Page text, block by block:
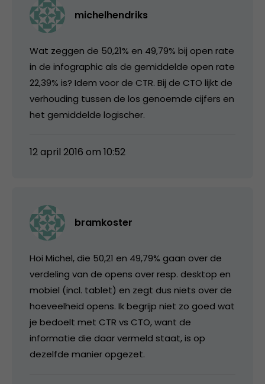
michelhendriks
Wat zeggen de 50,21% en 49,79% bij open rate
in de infographic als de gemiddelde open rate
22,39% is? Idem voor de CTR. Bij de CTO lijkt de
verhouding tussen de los genoemde cijfers en
het gemiddelde logischer.
12 april 2016 om 10:52
bramkoster
Hoi Michel, die 50,21 en 49,79% gaan over de
verdeling van de opens over resp. desktop en
mobiel (incl. tablet) en zegt dus niets over de
hoeveelheid opens. Ik begrijp niet zo goed wat
je bedoelt met CTR vs CTO, want de
informatie die daar vermeld staat, is op
dezelfde manier opgezet.